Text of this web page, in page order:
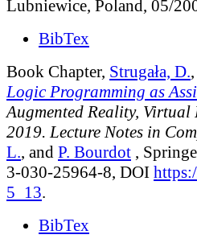
Lubniewice, Poland, 05/
BibTex
Book Chapter, Strugała, D.
Logic Programming as
Augmented Reality,
2019. Lecture Notes in
L., and P. Bourdot ,
3-030-25964-8, DOI
5_13.
BibTex